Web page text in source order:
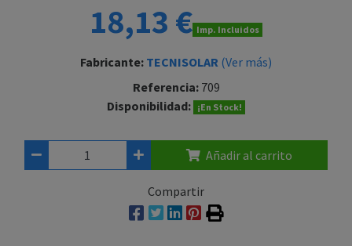
18,13 € Imp. Incluidos
Fabricante: TECNISOLAR (Ver más)
Referencia: 709
Disponibilidad:
¡En Stock!
Añadir al carrito
Compartir